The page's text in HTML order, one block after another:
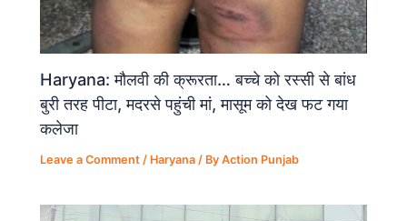
Haryana: मौलवी की क्रूरता… बच्चे को रस्सी से बांध
बुरी तरह पीटा, मदरसे पहुंची मां, मासूम को देख फट गया
कलेजा
Leave a Comment / Haryana / ByAction Punjab